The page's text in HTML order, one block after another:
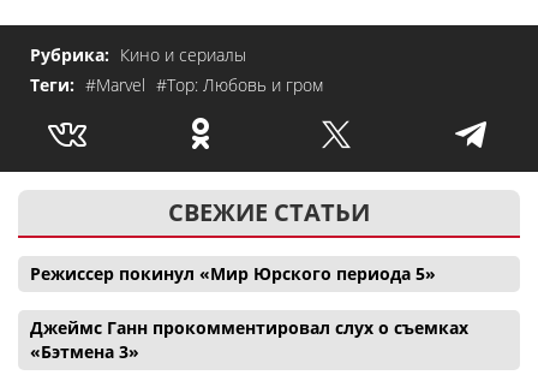
Рубрика: Кино и сериалы
Теги: #Marvel #Тор: Любовь и гром
СВЕЖИЕ СТАТЬИ
Режиссер покинул «Мир Юрского периода 5»
Джеймс Ганн прокомментировал слух о съемках
«Бэтмена 3»